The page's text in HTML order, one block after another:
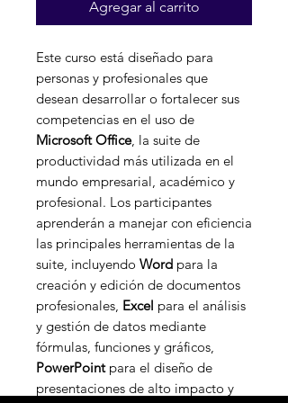
oferta
Agregar al carrito
Este curso está diseñado para
personas y profesionales que
desean desarrollar o fortalecer sus
competencias en el uso de
Microsoft Office, la suite de
productividad más utilizada en el
mundo empresarial, académico y
profesional. Los participantes
aprenderán a manejar con eficiencia
las principales herramientas de la
suite, incluyendo Word para la
creación y edición de documentos
profesionales, Excel para el análisis
y gestión de datos mediante
fórmulas, funciones y gráficos,
PowerPointpara el diseño de
presentaciones de alto impacto y